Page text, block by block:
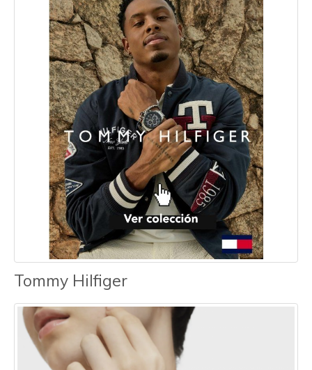
Tommy Hilfiger